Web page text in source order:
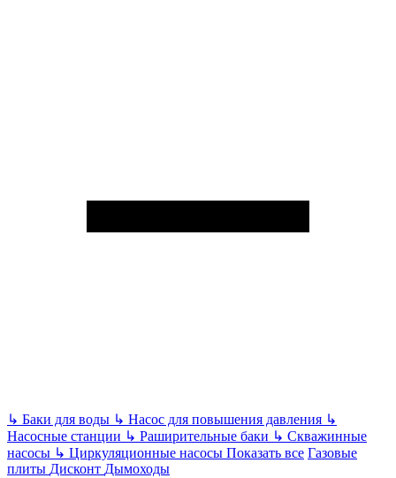
↳ Баки для воды ↳ Насос для повышения давления ↳
Насосные станции ↳ Раширительные баки ↳ Скважинные
насосы ↳ Циркуляционные насосы Показать все Газовые
плиты Дисконт Дымоходы